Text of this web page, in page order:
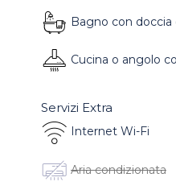
Bagno con doccia
Cucina o angolo
Servizi Extra
Internet Wi-Fi
Aria condizionata